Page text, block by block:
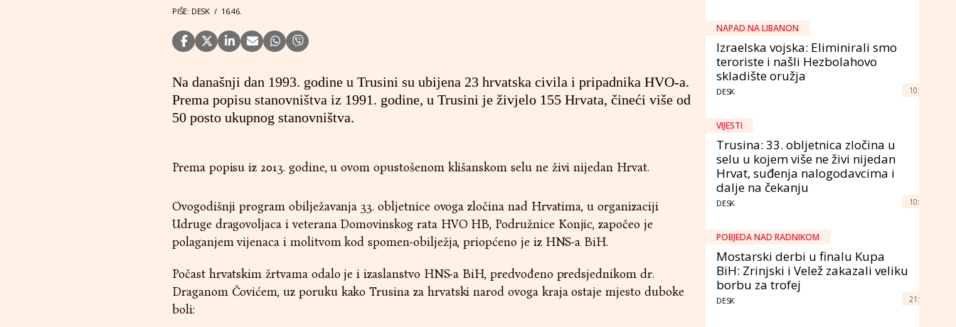
PIŠE: DESK / 16.46.
Na današnji dan 1993. godine u Trusini su ubijena 23 hrvatska civila i pripadnika HVO-a.
Prema popisu stanovništva iz 1991. godine, u Trusini je živjelo 155 Hrvata, čineći više od
50 posto ukupnog stanovništva.
Prema popisu iz 2013. godine, u ovom opustošenom klišanskom selu ne živi nijedan Hrvat.
Ovogodišnji program obilježavanja 33. obljetnice ovoga zločina nad Hrvatima, u organizaciji
Udruge dragovoljaca i veterana Domovinskog rata HVO HB, Podružnice Konjic, započeo je
polaganjem vijenaca i molitvom kod spomen-obilježja, priopćeno je iz HNS-a BiH.
Počast hrvatskim žrtvama odalo je i izaslanstvo HNS-a BiH, predvođeno predsjednikom dr.
Draganom Čovićem, uz poruku kako Trusina za hrvatski narod ovoga kraja ostaje mjesto duboke
boli:
NAPAD NA LIBANON
Izraelska vojska: Eliminirali smo
teroriste i našli Hezbolahovo
skladište oružja
DESK 10:
VIJESTI
Trusina: 33. obljetnica zločina u
selu u kojem više ne živi nijedan
Hrvat, suđenja nalogodavcima i
dalje na čekanju
DESK 10:
POBJEDA NAD RADNIKOM
Mostarski derbi u finalu Kupa
BiH: Zrinjski i Velež zakazali veliku
borbu za trofej
DESK 21: